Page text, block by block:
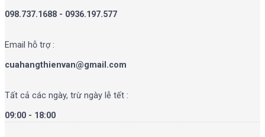
098.737.1688 - 0936.197.577
Email hỗ trợ :
cuahangthienvan@gmail.com
Tất cả các ngày, trừ ngày lễ tết :
09:00 - 18:00